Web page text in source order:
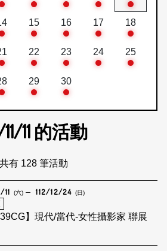
15 16 17 18
22 23 24 25
29 30
11 的活動
共有 128 筆活動
11 (六) 112/12/24 (日)
】現代/當代-女性攝影家 聯展